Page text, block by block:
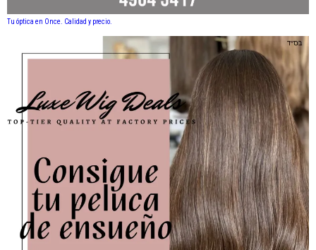
Tu óptica en Once. Calidad y precio.